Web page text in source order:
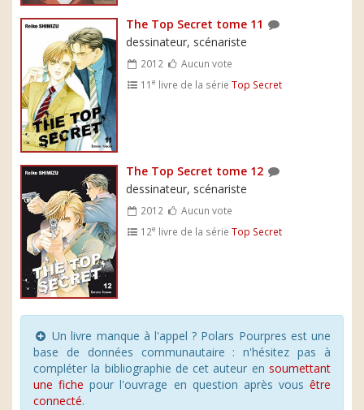
The Top Secret tome 11
dessinateur, scénariste
2012
Aucun vote
11e livre de la sérieTop Secret
The Top Secret tome 12
dessinateur, scénariste
2012
Aucun vote
12e livre de la sérieTop Secret
Un livre manque à l'appel ? Polars Pourpres est une
base de données communautaire : n'hésitez pas à
compléter la bibliographie de cet auteur en soumettant
une fiche pour l'ouvrage en question après vous être
connecté.